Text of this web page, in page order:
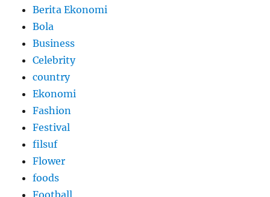
Berita Ekonomi
Bola
Business
Celebrity
country
Ekonomi
Fashion
Festival
filsuf
Flower
foods